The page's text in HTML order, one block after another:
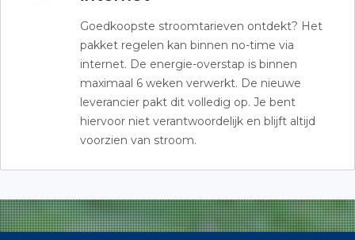
Goedkoopste stroomtarieven ontdekt? Het
pakket regelen kan binnen no-time via
internet. De energie-overstap is binnen
maximaal 6 weken verwerkt. De nieuwe
leverancier pakt dit volledig op. Je bent
hiervoor niet verantwoordelijk en blijft altijd
voorzien van stroom.